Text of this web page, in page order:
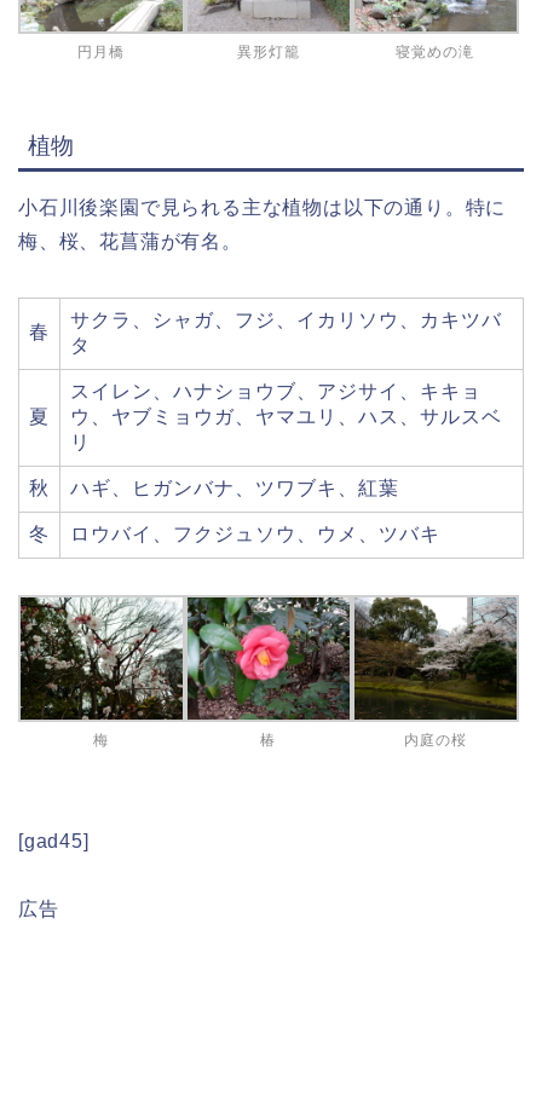
円月橋 異形灯籠 寝覚めの滝
植物
小石川後楽園で見られる主な植物は以下の通り。特に
梅、桜、花菖蒲が有名。
春
サクラ、シャガ、フジ、イカリソウ、カキツバ
タ
夏
スイレン、ハナショウブ、アジサイ、キキョ
ウ、ヤブミョウガ、ヤマユリ、ハス、サルスベ
リ
秋 ハギ、ヒガンバナ、ツワブキ、紅葉
冬 ロウバイ、フクジュソウ、ウメ、ツバキ
梅 椿 内庭の桜
[gad45]
広告